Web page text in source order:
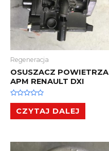
Regeneracja
OSUSZACZ POWIETRZA
APM RENAULT DXI
Oceniono
na
5
CZYTAJ DALEJ